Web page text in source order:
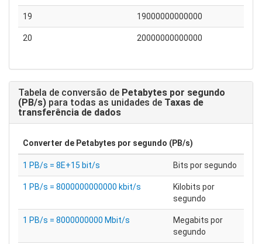
19 19000000000000
20 20000000000000
Tabela de conversão de Petabytes por segundo
(PB/s) para todas as unidades de Taxas de
transferência de dados
Converter de Petabytes por segundo (PB/s)
1 PB/s = 8E+15 bit/s Bits por segundo
1 PB/s = 8000000000000 kbit/s
Kilobits por
segundo
1 PB/s = 8000000000 Mbit/s
Megabits por
segundo